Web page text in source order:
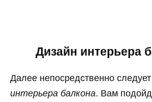
Дизайн интерьера
Далее непосредственно следует
интерьера балкона. Вам